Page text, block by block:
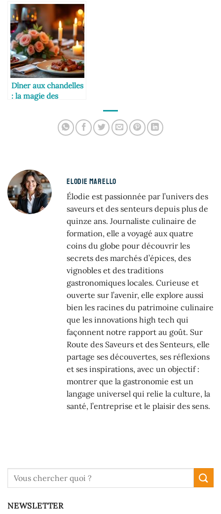
Dîner aux chandelles
: la magie des
ELODIE MARELLO
Élodie est passionnée par l’univers des
saveurs et des senteurs depuis plus de
quinze ans. Journaliste culinaire de
formation, elle a voyagé aux quatre
coins du globe pour découvrir les
secrets des marchés d’épices, des
vignobles et des traditions
gastronomiques locales. Curieuse et
ouverte sur l’avenir, elle explore aussi
bien les racines du patrimoine culinaire
que les innovations high tech qui
façonnent notre rapport au goût. Sur
Route des Saveurs et des Senteurs, elle
partage ses découvertes, ses réflexions
et ses inspirations, avec un objectif :
montrer que la gastronomie est un
langage universel qui relie la culture, la
santé, l’entreprise et le plaisir des sens.
NEWSLETTER